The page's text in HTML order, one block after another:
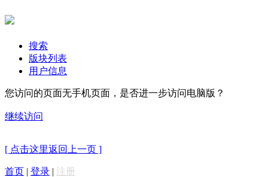
搜索
版块列表
用户信息
您访问的页面无手机页面，是否进一步访问电脑版？
继续访问
[ 点击这里返回上一页 ]
首页 | 登录 | 注册